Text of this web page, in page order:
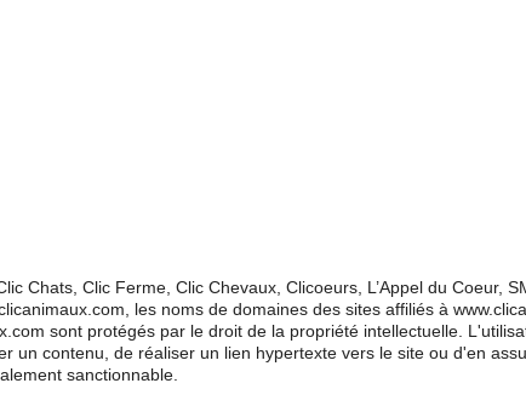
Chats, Clic Ferme, Clic Chevaux, Clicoeurs, L’Appel du Coeur,
les noms de domaines des sites affiliés à
sont protégés par le droit de la propriété intellectuelle.
un contenu, de réaliser un lien hypertexte vers le site ou d'en
sanctionnable.